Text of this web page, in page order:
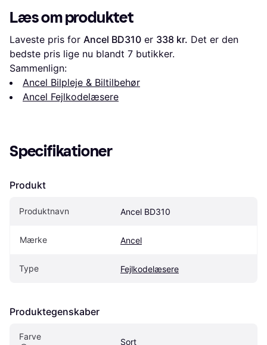
Læs om produktet
Laveste pris for Ancel BD310 er 338 kr. Det er den
bedste pris lige nu blandt 7 butikker.
Sammenlign:
Ancel Bilpleje & Biltilbehør
Ancel Fejlkodelæsere
Specifikationer
Produkt
Produktnavn Ancel BD310
Mærke Ancel
Type Fejlkodelæsere
Produktegenskaber
Farve
Sort